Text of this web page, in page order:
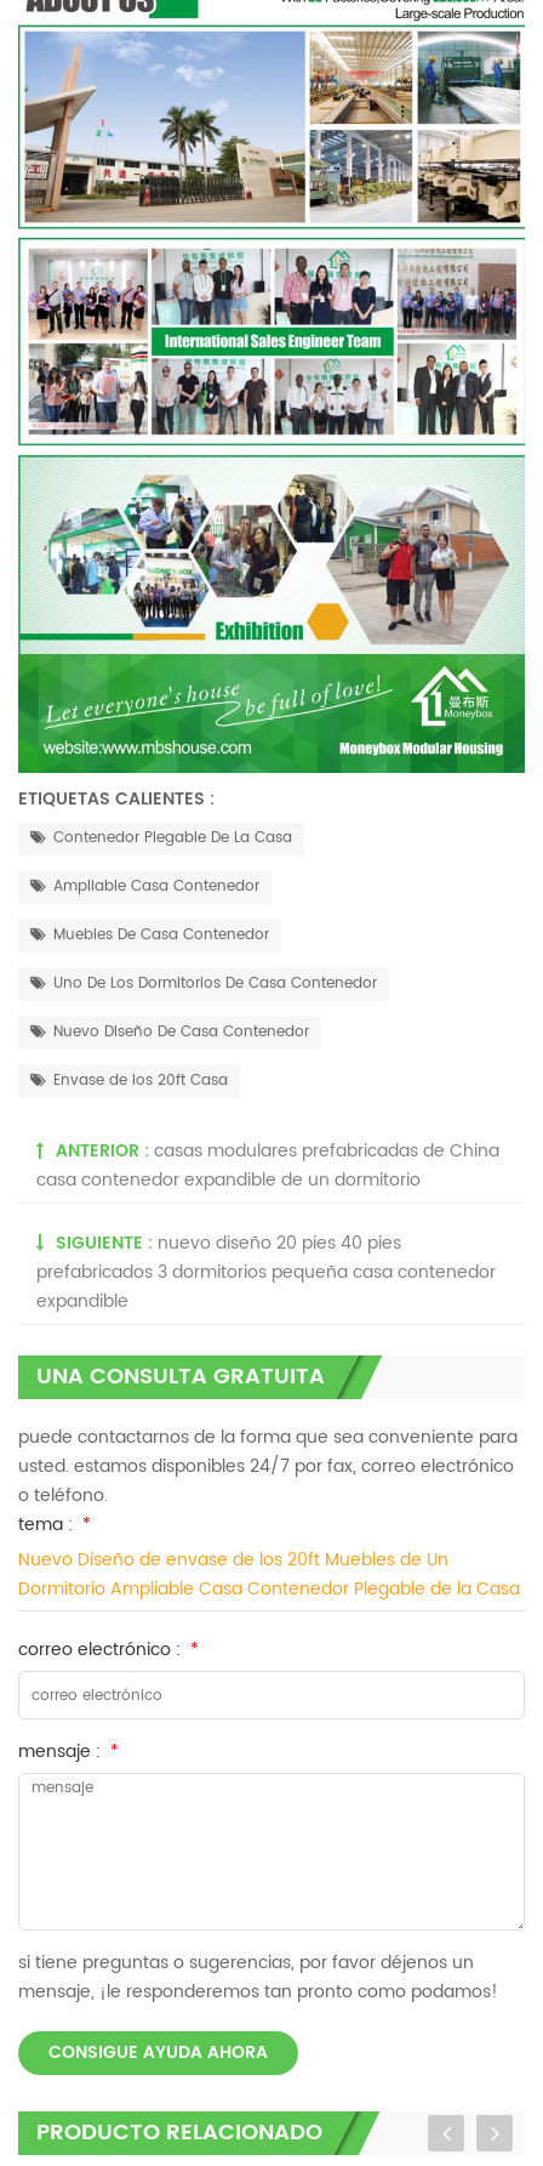
ETIQUETAS CALIENTES :
Contenedor Plegable De La Casa
Ampliable Casa Contenedor
Muebles De Casa Contenedor
Uno De Los Dormitorios De Casa Contenedor
Nuevo Diseño De Casa Contenedor
Envase de los 20ft Casa
ANTERIOR :casas modulares prefabricadas de China
casa contenedor expandible de un dormitorio
SIGUIENTE : nuevo diseño 20 pies 40 pies
prefabricados 3 dormitorios pequeña casa contenedor
expandible
UNA CONSULTA GRATUITA
puede contactarnos de la forma que sea conveniente para
usted. estamos disponibles 24/7 por fax, correo electrónico
o teléfono.
tema : *
Nuevo Diseño de envase de los 20ft Muebles de Un
Dormitorio Ampliable Casa Contenedor Plegable de la Casa
correo electrónico : *
mensaje : *
si tiene preguntas o sugerencias, por favor déjenos un
mensaje, ¡le responderemos tan pronto como podamos!
CONSIGUE AYUDA AHORA
PRODUCTO RELACIONADO